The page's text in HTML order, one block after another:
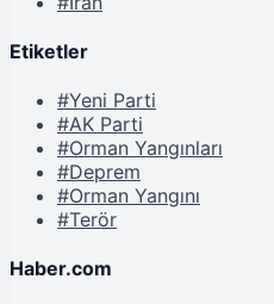
Etiketler
#Yeni Parti
#AK Parti
#Orman Yangınları
#Deprem
#Orman Yangını
#Terör
Haber.com